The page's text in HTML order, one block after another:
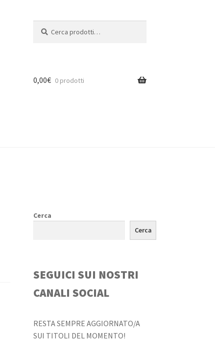
0,00€ 0 prodotti
Cerca
Cerca
SEGUICI SUI NOSTRI
CANALI SOCIAL
RESTA SEMPRE AGGIORNATO/A
SUI TITOLI DEL MOMENTO!